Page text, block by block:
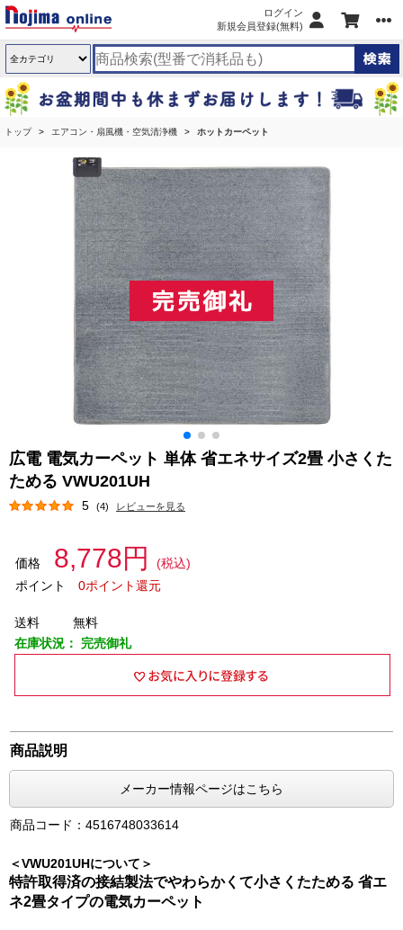
ログイン
新規会員登録(無料)
トップ エアコン・扇風機・空気清浄機 ホットカーペット
広電 電気カーペット 単体 省エネサイズ2畳 小さくた
ためる VWU201UH
5 (4) レビューを見る
価格 8,778円
(税込)
ポイント
0ポイント還元
送料
無料
在庫状況： 完売御礼
商品説明
メーカー情報ページはこちら
商品コード：4516748033614
＜VWU201UHについて＞
特許取得済の接結製法でやわらかくて小さくたためる 省エ
ネ2畳タイプの電気カーペット